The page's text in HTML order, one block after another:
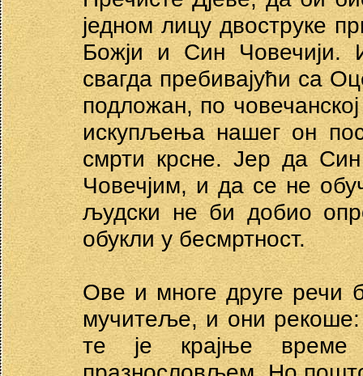
једном лицу двоструке
Божји и Син Човечији.
свагда пребивајући са
подложан, по
искупљења нашег он
смрти крсне. Јер да
Човечјим, и да се не
људски не би добио
обукли у бесмртност.
Ове и многе друге речи
мучитеље, и они рекоше:
те је крајње